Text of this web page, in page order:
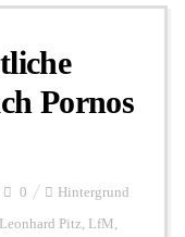
Pornos
0 Hintergrund
Leonhard Pitz, LfM,